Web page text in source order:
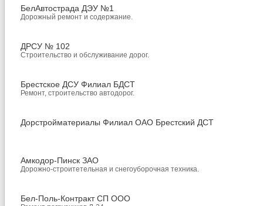
БелАвтострада ДЭУ №1
Дорожный ремонт и содержание.
ДРСУ № 102
Строительство и обслуживание дорог.
Брестское ДСУ Филиал БДСТ
Ремонт, строительство автодорог.
Дорстройматериалы Филиал ОАО Брестский ДСТ
Амкодор-Пинск ЗАО
Дорожно-строитетельная и снегоуборочная техника.
Бел-Поль-Контракт СП ООО